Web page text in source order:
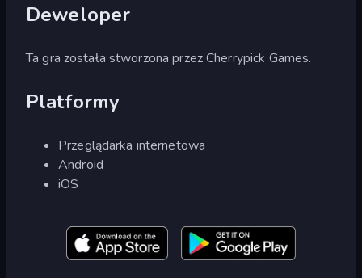
Deweloper
Ta gra została stworzona przez Cherrypick Games.
Platformy
Przeglądarka internetowa
Android
iOS